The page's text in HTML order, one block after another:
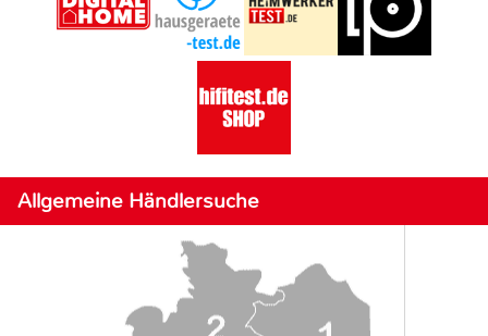
Allgemeine Händlersuche